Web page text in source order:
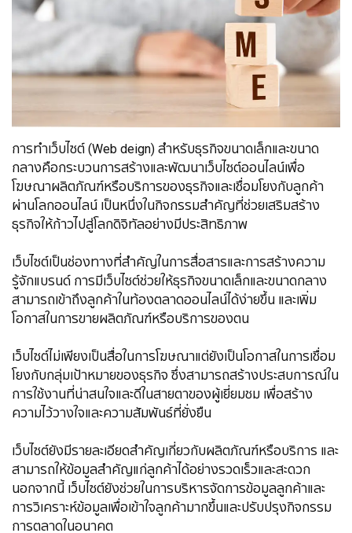
การทำเว็บไซต์ (Web deign) สำหรับธุรกิจขนาดเล็กและขนาด
กลางคือกระบวนการสร้างและพัฒนาเว็บไซต์ออนไลน์เพื่อ
โฆษณาผลิตภัณฑ์หรือบริการของธุรกิจและเชื่อมโยงกับลูกค้า
ผ่านโลกออนไลน์ เป็นหนึ่งในกิจกรรมสำคัญที่ช่วยเสริมสร้าง
ธุรกิจให้ก้าวไปสู่โลกดิจิทัลอย่างมีประสิทธิภาพ
เว็บไซต์เป็นช่องทางที่สำคัญในการสื่อสารและการสร้างความ
รู้จักแบรนด์ การมีเว็บไซต์ช่วยให้ธุรกิจขนาดเล็กและขนาดกลาง
สามารถเข้าถึงลูกค้าในท้องตลาดออนไลน์ได้ง่ายขึ้น และเพิ่ม
โอกาสในการขายผลิตภัณฑ์หรือบริการของตน
เว็บไซต์ไม่เพียงเป็นสื่อในการโฆษณาแต่ยังเป็นโอกาสในการเชื่อม
โยงกับกลุ่มเป้าหมายของธุรกิจ ซึ่งสามารถสร้างประสบการณ์ใน
การใช้งานที่น่าสนใจและดีในสายตาของผู้เยี่ยมชม เพื่อสร้าง
ความไว้วางใจและความสัมพันธ์ที่ยั่งยืน
เว็บไซต์ยังมีรายละเอียดสำคัญเกี่ยวกับผลิตภัณฑ์หรือบริการ และ
สามารถให้ข้อมูลสำคัญแก่ลูกค้าได้อย่างรวดเร็วและสะดวก
นอกจากนี้ เว็บไซต์ยังช่วยในการบริหารจัดการข้อมูลลูกค้าและ
การวิเคราะห์ข้อมูลเพื่อเข้าใจลูกค้ามากขึ้นและปรับปรุงกิจกรรม
การตลาดในอนาคต